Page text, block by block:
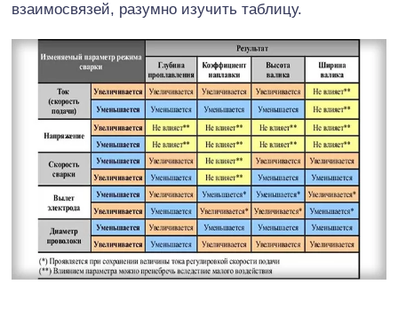
взаимосвязей, разумно изучить таблицу.